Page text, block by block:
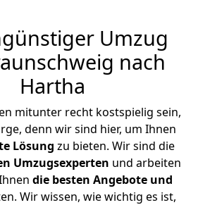
Umzug
nach
Hartha
mitunter recht kostspielig sein,
denn wir sind hier, um Ihnen
Lösung zu bieten. Wir sind die
Umzugsexperten und arbeiten
die besten Angebote und
Wir wissen, wie wichtig es ist,